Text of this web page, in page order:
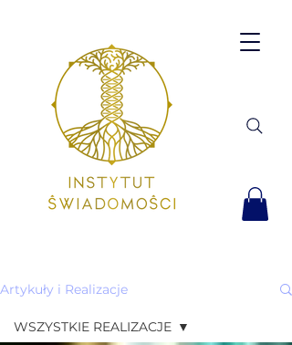
Artykuły i Realizacje
WSZYSTKIE REALIZACJE